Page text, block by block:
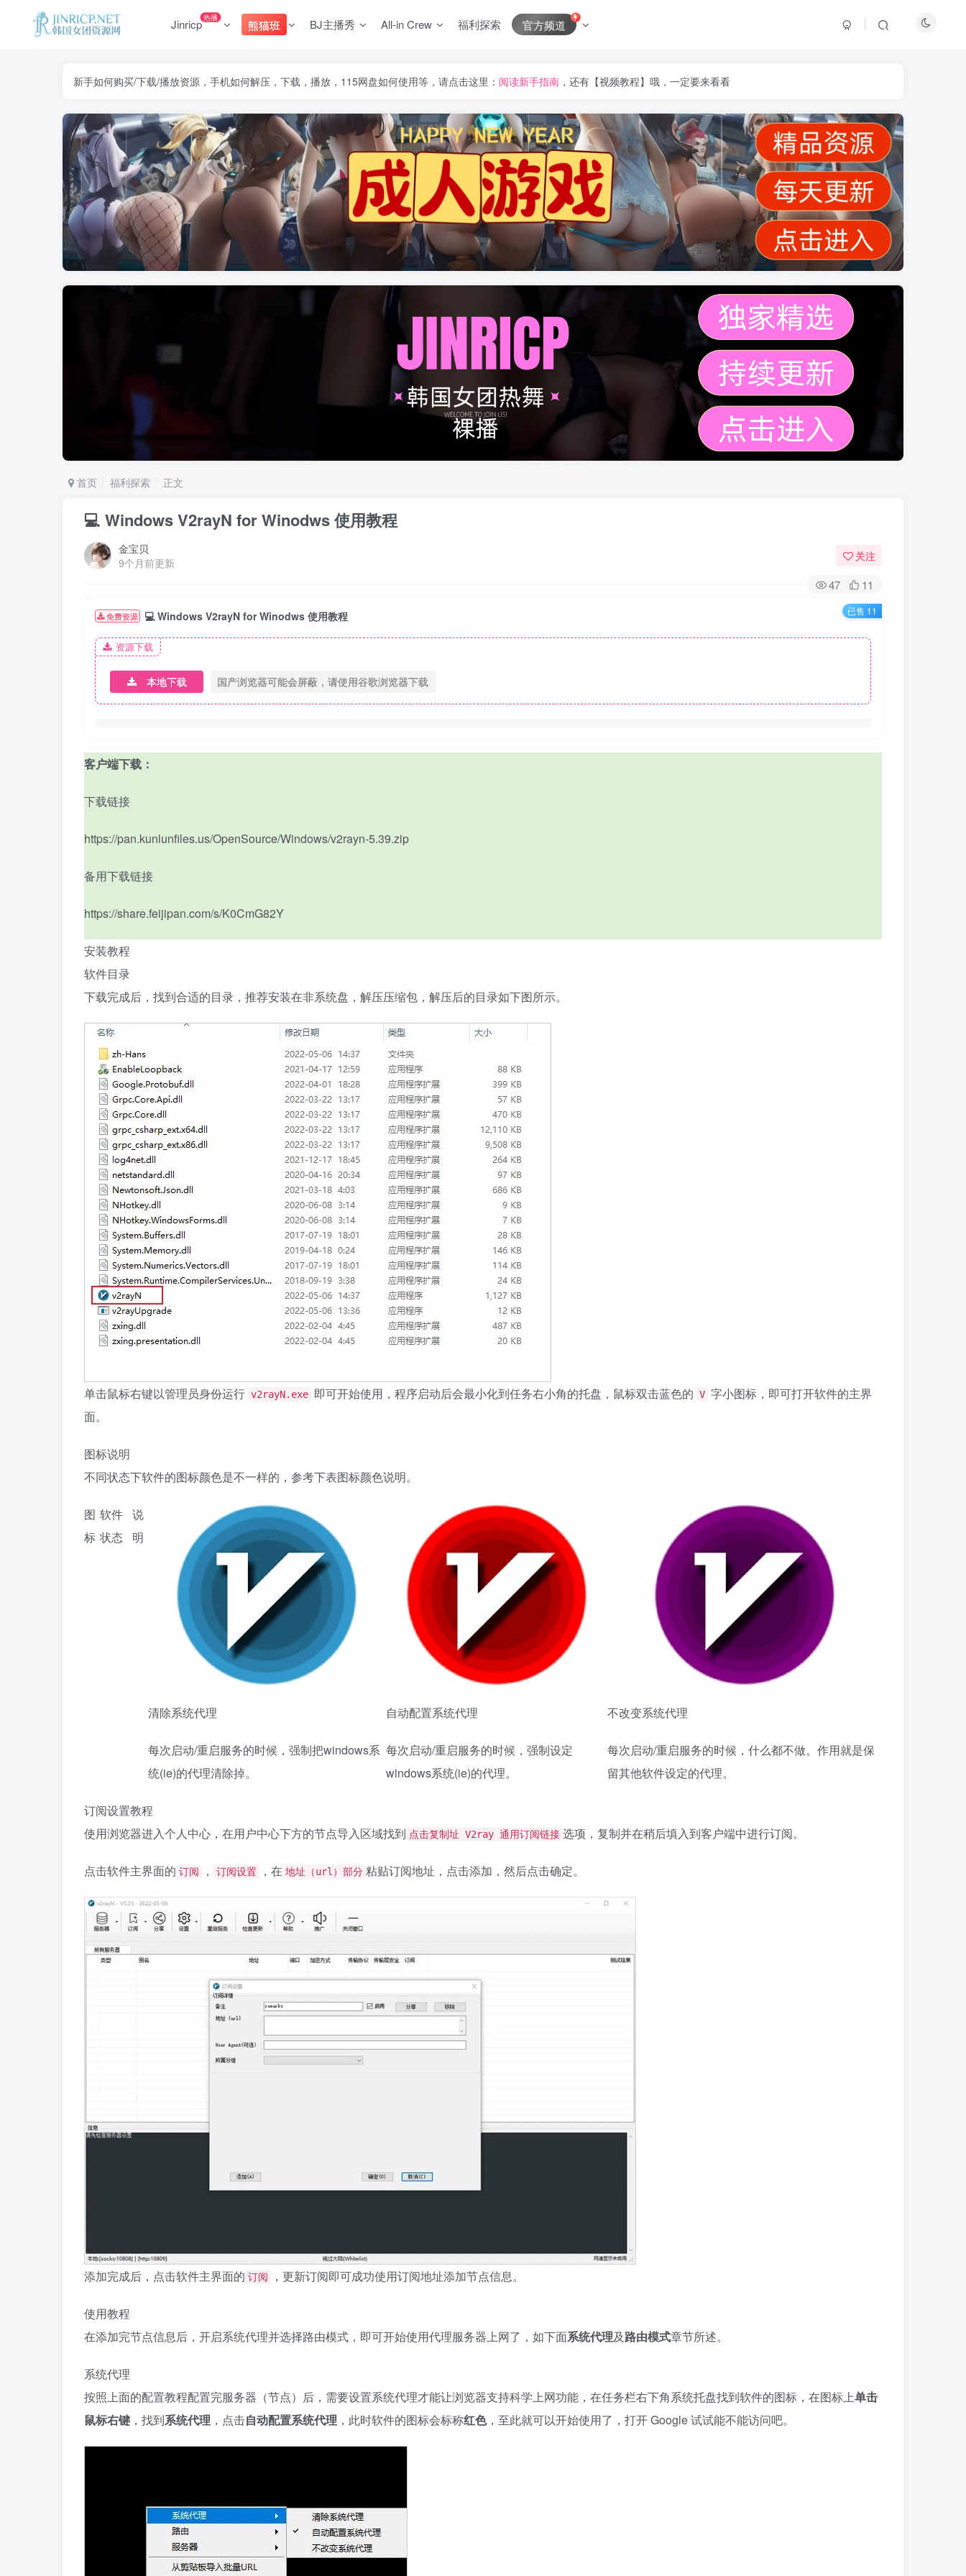
Jinricp热播
熊猫班 BJ主播秀 All-in Crew 福利探索 官方频道
新手如何购买/下载/播放资源，手机如何解压，下载，播放，115网盘如何使用等，请点击这里： 阅读新手指南 ，还有【视频教程】哦，一定要来看看
首页 福利探索 正文
💻 Windows V2rayN for Winodws 使用教程
金宝贝
9个月前更新
关注
47 11
已售 11
免费资源 💻 Windows V2rayN for Winodws 使用教程
资源下载
本地下载 国产浏览器可能会屏蔽，请使用谷歌浏览器下载
客户端下载：
下载链接
https://pan.kunlunfiles.us/OpenSource/Windows/v2rayn-5.39.zip
备用下载链接
https://share.feijipan.com/s/K0CmG82Y
安装教程
软件目录
下载完成后，找到合适的目录，推荐安装在非系统盘，解压压缩包，解压后的目录如下图所示。
单击鼠标右键以管理员身份运行 v2rayN.exe 即可开始使用，程序启动后会最小化到任务右小角的托盘，鼠标双击蓝色的 V 字小图标，即可打开软件的主界
面。
图标说明
不同状态下软件的图标颜色是不一样的，参考下表图标颜色说明。
图
标
软件
状态
说
明
清除系统代理
每次启动/重启服务的时候，强制把windows系
统(ie)的代理清除掉。
自动配置系统代理
每次启动/重启服务的时候，强制设定
windows系统(ie)的代理。
不改变系统代理
每次启动/重启服务的时候，什么都不做。作用就是保
留其他软件设定的代理。
订阅设置教程
使用浏览器进入个人中心，在用户中心下方的节点导入区域找到 点击复制址 V2ray 通用订阅链接 选项，复制并在稍后填入到客户端中进行订阅。
点击软件主界面的 订阅 ， 订阅设置 ，在 地址（url）部分 粘贴订阅地址，点击添加，然后点击确定。
添加完成后，点击软件主界面的 订阅 ，更新订阅即可成功使用订阅地址添加节点信息。
使用教程
在添加完节点信息后，开启系统代理并选择路由模式，即可开始使用代理服务器上网了，如下面系统代理及路由模式章节所述。
系统代理
按照上面的配置教程配置完服务器（节点）后，需要设置系统代理才能让浏览器支持科学上网功能，在任务栏右下角系统托盘找到软件的图标，在图标上单击
鼠标右键 ，找到系统代理 ，点击自动配置系统代理 ，此时软件的图标会标称红色，至此就可以开始使用了，打开Google试试能不能访问吧。